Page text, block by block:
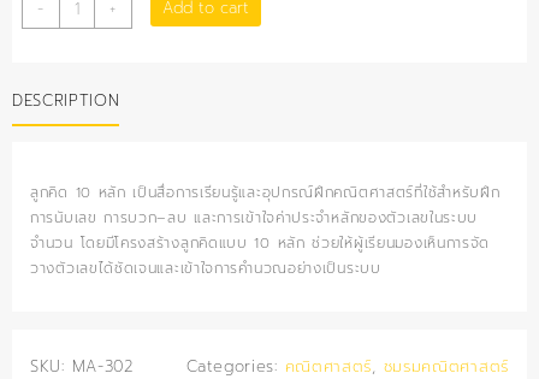
-
10
+ Add to cart
DESCRIPTION
ลูกคิด 10 หลัก เป็นสื่อการเรียนรู้และอุปกรณ์ฝึกคณิตศาสตร์ที่ใช้สำหรับฝึก
การนับเลข การบวก–ลบ และการเข้าใจค่าประจำหลักของตัวเลขในระบบ
จำนวน โดยมีโครงสร้างลูกคิดแบบ 10 หลัก ช่วยให้ผู้เรียนมองเห็นการจัด
วางตัวเลขได้ชัดเจนและเข้าใจการคำนวณอย่างเป็นระบบ
SKU: MA-302 Categories: คณิตศาสตร์, ชมรมคณิตศาสตร์